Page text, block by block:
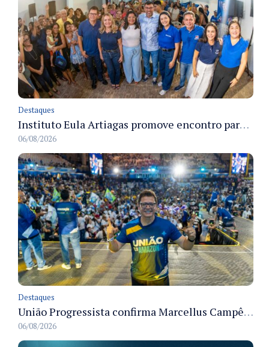
Destaques
Instituto Eula Artiagas promove encontro para discutir melhorias para o bairro Petrópolis
06/08/2026
Destaques
União Progressista confirma Marcellus Campêlo como candidato a deputado estadual
06/08/2026